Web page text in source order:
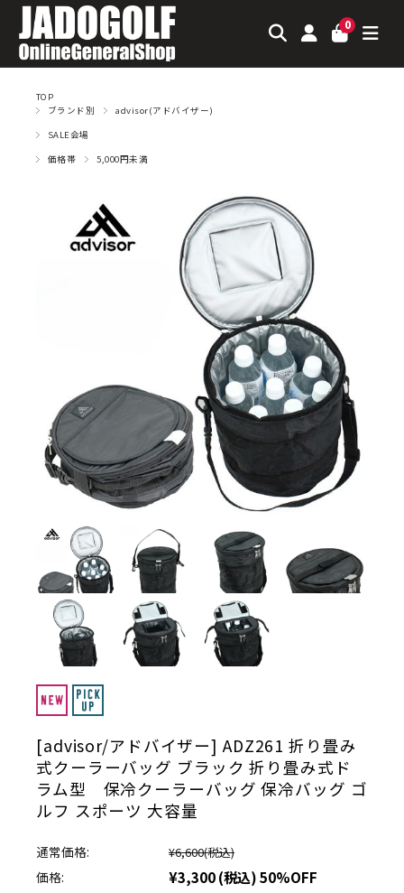
0
TOP
ブランド別
advisor(アドバイザー)
SALE会場
価格帯
5,000円未満
[advisor/アドバイザー] ADZ261 折り畳み
式クーラーバッグ ブラック 折り畳み式ド
ラム型 保冷クーラーバッグ 保冷バッグ ゴ
ルフ スポーツ 大容量
通常価格: ¥6,600(税込)
価格: ¥3,300(税込)50%OFF